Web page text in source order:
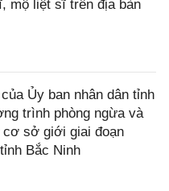
mộ liệt sĩ trên địa bàn
Ủy ban nhân dân tỉnh
trình phòng ngừa và
sở giới giai đoạn
Bắc Ninh